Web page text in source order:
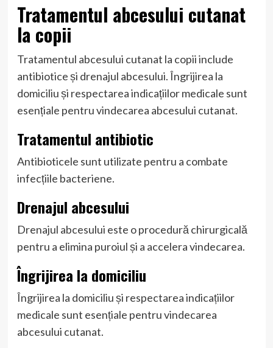
Tratamentul abcesului cutanat
la copii
Tratamentul abcesului cutanat la copii include
antibiotice și drenajul abcesului. Îngrijirea la
domiciliu și respectarea indicațiilor medicale sunt
esențiale pentru vindecarea abcesului cutanat.
Tratamentul antibiotic
Antibioticele sunt utilizate pentru a combate
infecțiile bacteriene.
Drenajul abcesului
Drenajul abcesului este o procedură chirurgicală
pentru a elimina puroiul și a accelera vindecarea.
Îngrijirea la domiciliu
Îngrijirea la domiciliu și respectarea indicațiilor
medicale sunt esențiale pentru vindecarea
abcesului cutanat.